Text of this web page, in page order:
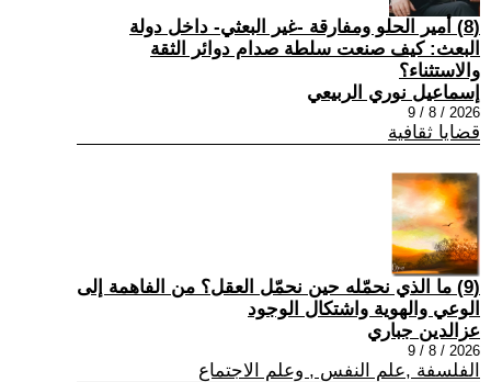
(8) أمير الحلو ومفارقة -غير البعثي- داخل دولة
البعث: كيف صنعت سلطة صدام دوائر الثقة
والاستثناء؟
إسماعيل نوري الربيعي
2026 / 8 / 9
قضايا ثقافية
(9) ما الذي نحمّله حين نحمّل العقل؟ من الفاهمة إلى
الوعي والهوية واشتكال الوجود
عزالدين جباري
2026 / 8 / 9
الفلسفة ,علم النفس , وعلم الاجتماع